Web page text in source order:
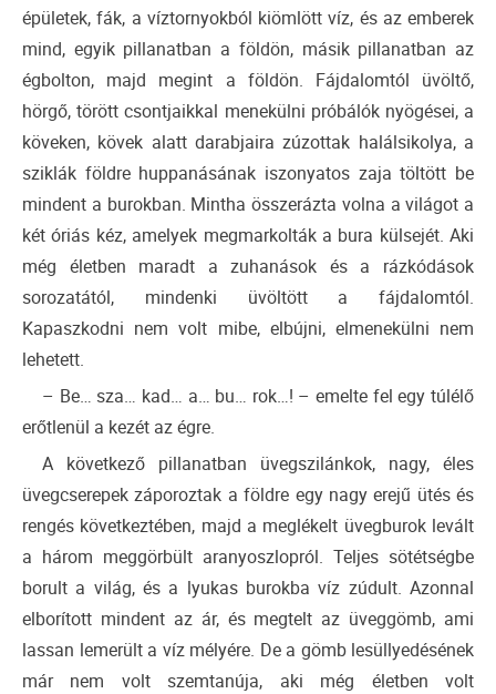
épületek, fák, a víztornyokból kiömlött víz, és az emberek
mind, egyik pillanatban a földön, másik pillanatban az
égbolton, majd megint a földön. Fájdalomtól üvöltő,
hörgő, törött csontjaikkal menekülni próbálók nyögései, a
köveken, kövek alatt darabjaira zúzottak halálsikolya, a
sziklák földre huppanásának iszonyatos zaja töltött be
mindent a burokban. Mintha összerázta volna a világot a
két óriás kéz, amelyek megmarkolták a bura külsejét. Aki
még életben maradt a zuhanások és a rázkódások
sorozatától, mindenki üvöltött a fájdalomtól.
Kapaszkodni nem volt mibe, elbújni, elmenekülni nem
lehetett.
– Be… sza… kad… a… bu… rok…! – emelte fel egy túlélő
erőtlenül a kezét az égre.
A következő pillanatban üvegszilánkok, nagy, éles
üvegcserepek záporoztak a földre egy nagy erejű ütés és
rengés következtében, majd a meglékelt üvegburok levált
a három meggörbült aranyoszlopról. Teljes sötétségbe
borult a világ, és a lyukas burokba víz zúdult. Azonnal
elborított mindent az ár, és megtelt az üveggömb, ami
lassan lemerült a víz mélyére. De a gömb lesüllyedésének
már nem volt szemtanúja, aki még életben volt